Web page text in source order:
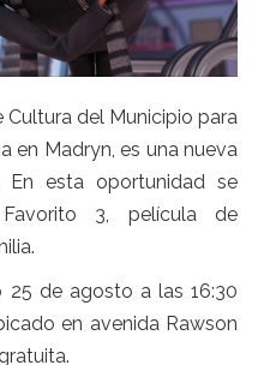
del Municipio para
en Madryn, es una nueva
esta oportunidad se
3, película de
25 de agosto a las 16:30
en avenida Rawson